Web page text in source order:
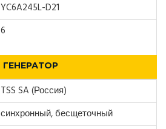
YC6A245L-D21
6
ГЕНЕРАТОР
TSS SA (Россия)
синхронный, бесщеточный